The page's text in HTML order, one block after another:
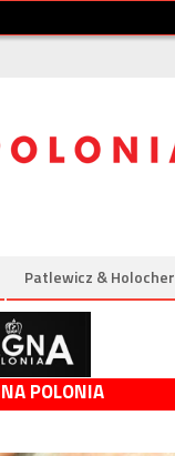
Patlewicz & Holocher
POLONIA